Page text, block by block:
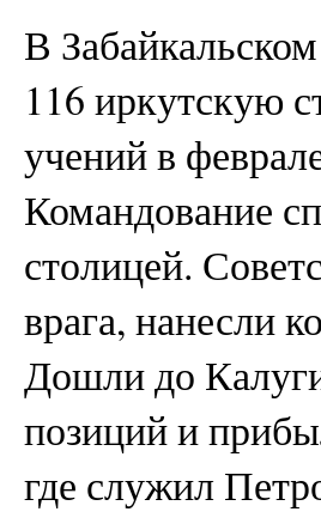
В
116 иркутскую
учений в
Командование
столицей.
врага, нанесли
Дошли до
позиций и
где служил